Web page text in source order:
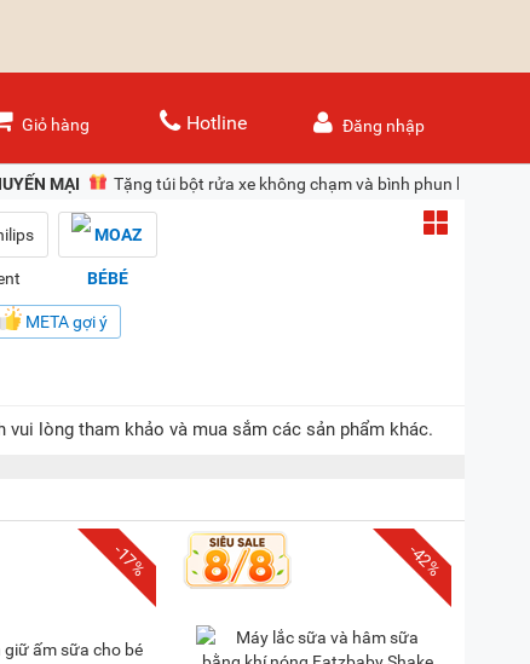
Đăng nhập
Giỏ hàng Hotline
MẠI Tặng túi bột rửa xe không chạm và bình phun bọt
META gợi ý
vui lòng tham khảo và mua sắm các sản phẩm khác.
-17% -42%